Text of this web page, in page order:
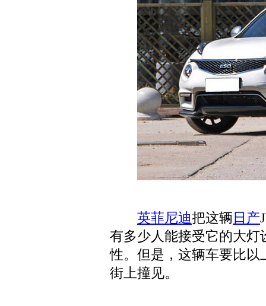
英菲尼迪把这辆日产
有多少人能接受它的大灯
性。但是，这辆车要比
街上撞见。